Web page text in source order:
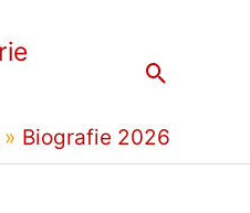
Suchen
Biografie 2026